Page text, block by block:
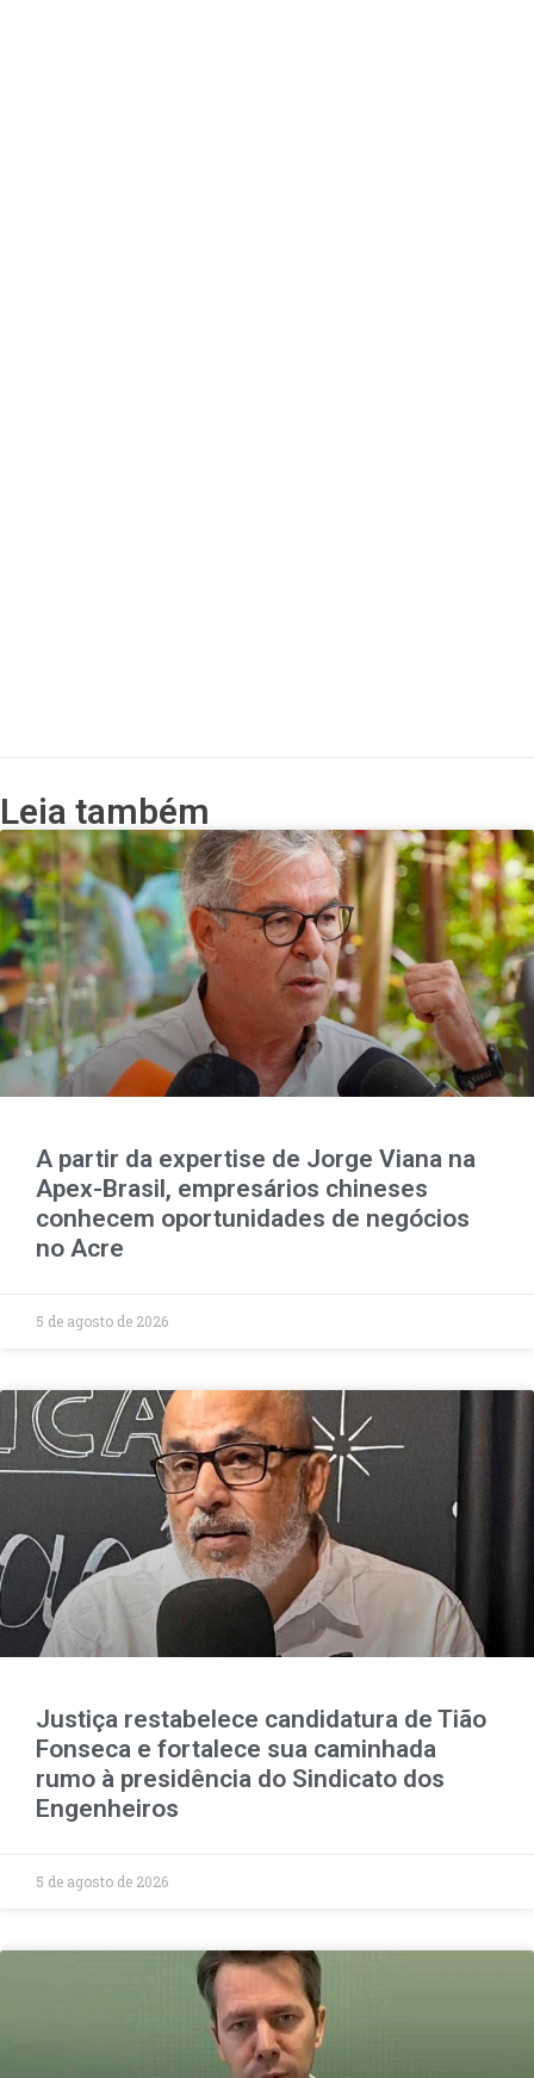
Leia também
A partir da expertise de Jorge Viana na
Apex-Brasil, empresários chineses
conhecem oportunidades de negócios
no Acre
5 de agosto de 2026
Justiça restabelece candidatura de Tião
Fonseca e fortalece sua caminhada
rumo à presidência do Sindicato dos
Engenheiros
5 de agosto de 2026